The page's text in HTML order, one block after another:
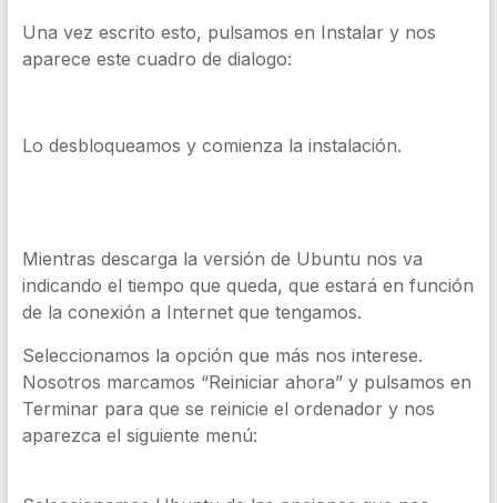
Una vez escrito esto, pulsamos en Instalar y nos
aparece este cuadro de dialogo:
Lo desbloqueamos y comienza la instalación.
Mientras descarga la versión de Ubuntu nos va
indicando el tiempo que queda, que estará en función
de la conexión a Internet que tengamos.
Seleccionamos la opción que más nos interese.
Nosotros marcamos “Reiniciar ahora” y pulsamos en
Terminar para que se reinicie el ordenador y nos
aparezca el siguiente menú: